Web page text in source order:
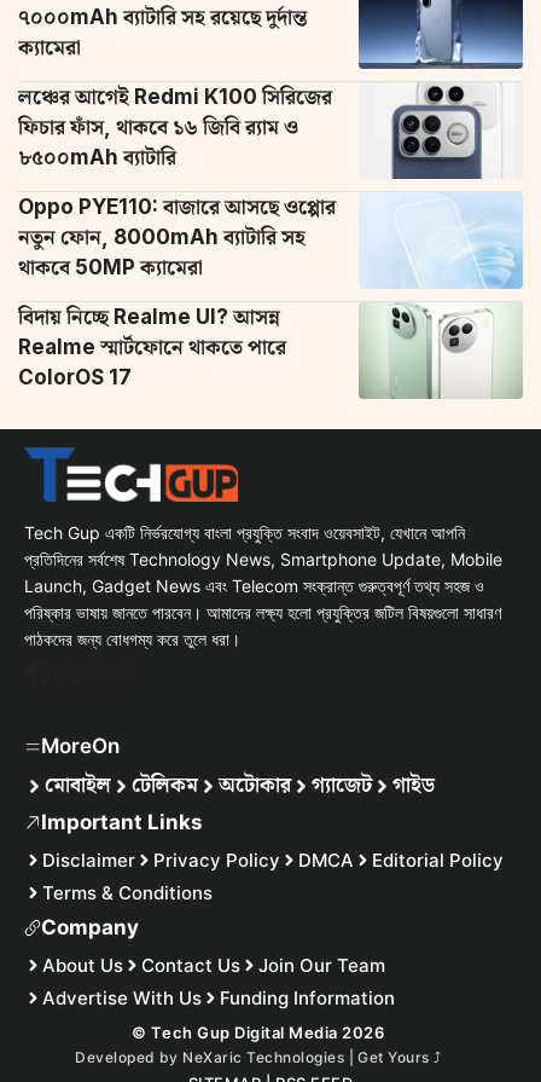
৭০০০mAh ব্যাটারি সহ রয়েছে দুর্দান্ত
ক্যামেরা
লঞ্চের আগেই Redmi K100 সিরিজের
ফিচার ফাঁস, থাকবে ১৬ জিবি র‌্যাম ও
৮৫০০mAh ব্যাটারি
Oppo PYE110: বাজারে আসছে ওপ্পোর
নতুন ফোন, 8000mAh ব্যাটারি সহ
থাকবে 50MP ক্যামেরা
বিদায় নিচ্ছে Realme UI? আসন্ন
Realme স্মার্টফোনে থাকতে পারে
ColorOS 17
Tech Gup একটি নির্ভরযোগ্য বাংলা প্রযুক্তি সংবাদ ওয়েবসাইট, যেখানে আপনি
প্রতিদিনের সর্বশেষ Technology News, Smartphone Update, Mobile
Launch, Gadget News এবং Telecom সংক্রান্ত গুরুত্বপূর্ণ তথ্য সহজ ও
পরিষ্কার ভাষায় জানতে পারবেন। আমাদের লক্ষ্য হলো প্রযুক্তির জটিল বিষয়গুলো সাধারণ
পাঠকদের জন্য বোধগম্য করে তুলে ধরা।
MoreOn
মোবাইল টেলিকম অটোকার গ্যাজেট গাইড
Important Links
Disclaimer Privacy Policy DMCA
Editorial Policy
Terms & Conditions
Company
About Us Contact Us
Join Our Team
Advertise With Us
Funding Information
© Tech Gup Digital Media 2026
Developed by NeXaric Technologies | Get Yours ⤴︎